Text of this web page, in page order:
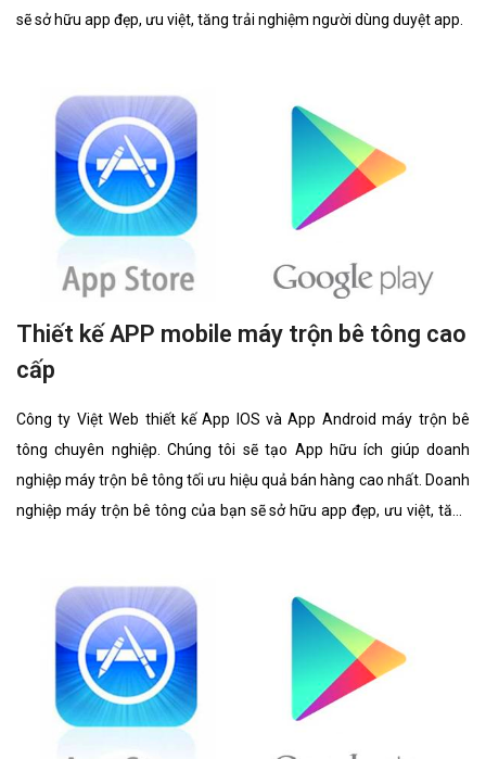
sẽ sở hữu app đẹp, ưu việt, tăng trải nghiệm người dùng duyệt app.
Thiết kế APP mobile máy trộn bê tông cao
cấp
Công ty Việt Web thiết kế App IOS và App Android máy trộn bê
tông chuyên nghiệp. Chúng tôi sẽ tạo App hữu ích giúp doanh
nghiệp máy trộn bê tông tối ưu hiệu quả bán hàng cao nhất. Doanh
nghiệp máy trộn bê tông của bạn sẽ sở hữu app đẹp, ưu việt, tăng